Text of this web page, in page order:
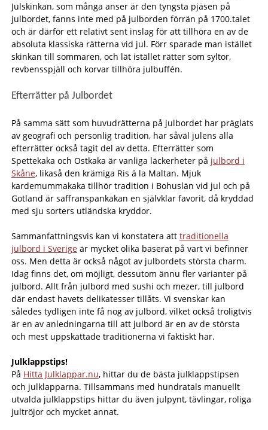
Julskinkan, som många anser är den tyngsta pjäsen på
julbordet, fanns inte med på julborden förrän på 1700.talet
och är därför ett relativt sent inslag för att tillhöra en av de
absoluta klassiska rätterna vid jul. Förr sparade man istället
skinkan till sommaren, och lät istället rätter som syltor,
revbensspjäll och korvar tillhöra julbuffén.
Efterrätter på Julbordet
På samma sätt som huvudrätterna på julbordet har präglats
av geografi och personlig tradition, har såväl julens alla
efterrätter också tagit del av detta. Efterrätter som
Spettekaka och Ostkaka är vanliga läckerheter på julbord i
Skåne, likaså den krämiga Ris á la Maltan. Mjuk
kardemummakaka tillhör tradition i Bohuslän vid jul och på
Gotland är saffranspankakan en självklar favorit, då kryddad
med sju sorters utländska kryddor.
Sammanfattningsvis kan vi konstatera att traditionella
julbord i Sverigeär mycket olika baserat på vart vi befinner
oss. Men detta är också något av julbordets största charm.
Idag finns det, om möjligt, dessutom ännu fler varianter på
julbord. Allt från julbord med sushi och mezer, till julbord
där endast havets delikatesser tillåts. Vi svenskar kan
således tydligen inte få nog av julbord, vilket också troligtvis
är en av anledningarna till att julbord är en av de största
och mest uppskattade traditionerna vi faktiskt har.
Julklappstips!
På Hitta Julklappar.nu, hittar du de bästa julklappstipsen
och julklapparna. Tillsammans med hundratals manuellt
utvalda julklappstips hittar du även julpynt, tävlingar, roliga
jultröjor och mycket annat.